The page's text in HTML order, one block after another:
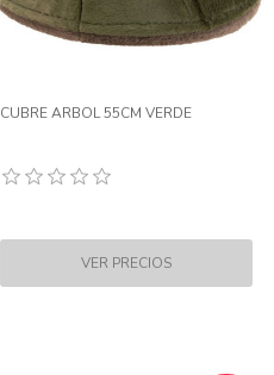
CUBRE ARBOL 55CM VERDE